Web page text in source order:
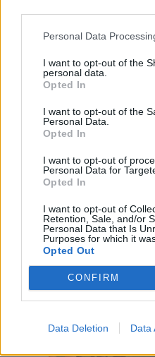
Personal Data
I want to opt-out of the
personal data.
Opted In
I want to opt-out of the
Personal Data.
Opted In
I want to opt-out of
Personal Data for
Opted In
I want to opt-out of
Retention, Sale, and/or
Personal Data that Is
Purposes for which it
Opted Out
CONFIRM
Data Deletion Data